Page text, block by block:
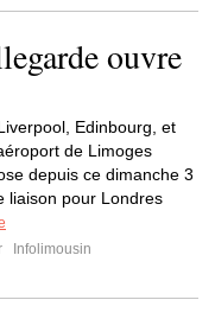
ouvre
Edinbourg, et
de Limoges
depuis ce dimanche 3
liaison pour Londres
Infolimousin